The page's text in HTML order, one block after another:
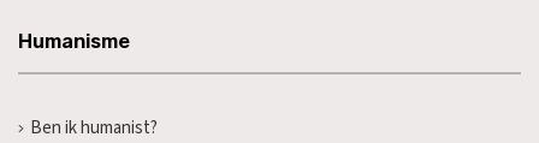
Humanisme
Ben ik humanist?